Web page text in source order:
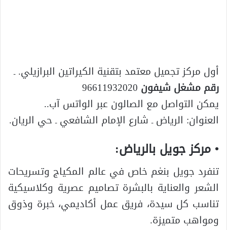
أول مركز تجميل معتمد بتقنية الكيراتين البرازيلي. ـ
رقم مشغل شيفون
يمكن التواصل مع الصالون عبر الواتس آب..
العنوان: الرياض ـ شارع الإمام الشافعي ـ حي الريان.
• مركز جويل بالرياض:
تنفرد جويل بنغم خاص في عالم المكياج وتسريحات
الشعر والعناية بالبشرة تصاميم عصرية وكلاسيكية
تناسب كل سيدة، فريق عمل أكاديمي، خبرة وذوق
ومواهب متميزة.